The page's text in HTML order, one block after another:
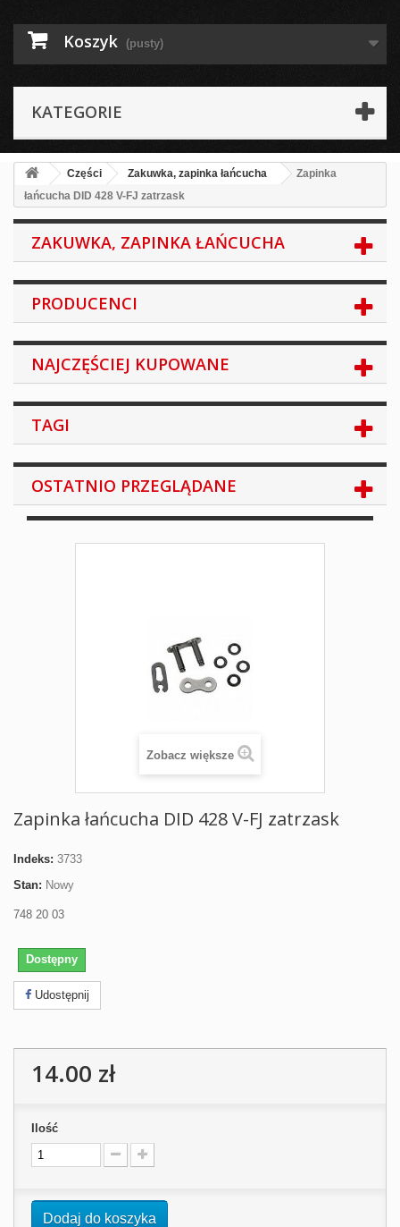
Koszyk (pusty)
KATEGORIE
Części Zakuwka, zapinka łańcucha
Zapinka
łańcucha DID 428 V-FJ zatrzask
ZAKUWKA, ZAPINKA ŁAŃCUCHA
PRODUCENCI
NAJCZĘŚCIEJ KUPOWANE
TAGI
OSTATNIO PRZEGLĄDANE
Zobacz większe
Zapinka łańcucha DID 428 V-FJ zatrzask
Indeks: 3733
Stan: Nowy
748 20 03
Dostępny
Udostępnij
14.00 zł
Ilość
Dodaj do koszyka